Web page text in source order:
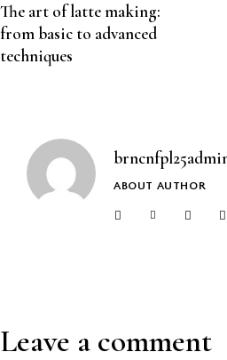
The art of latte making:
from basic to advanced
techniques
ABOUT AUTHOR
Leave a comment